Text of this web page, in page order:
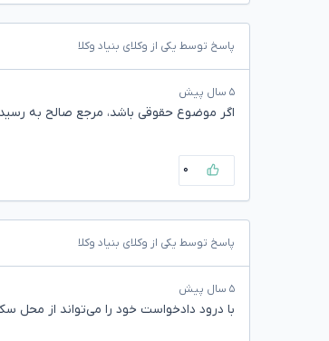
پاسخ توسط یکی از وکلای بنیاد وکلا
۵ سال پیش
اگر موضوع حقوقی باشد، مرجع صالح به
۰
پاسخ توسط یکی از وکلای بنیاد وکلا
۵ سال پیش
با درود دادخواست خود را می‌تواند از